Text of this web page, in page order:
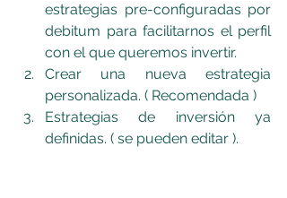
estrategias pre-configuradas por
debitum para facilitarnos el perfil
con el que queremos invertir.
Crear una nueva estrategia
personalizada. ( Recomendada )
Estrategias de inversión ya
definidas. ( se pueden editar ).